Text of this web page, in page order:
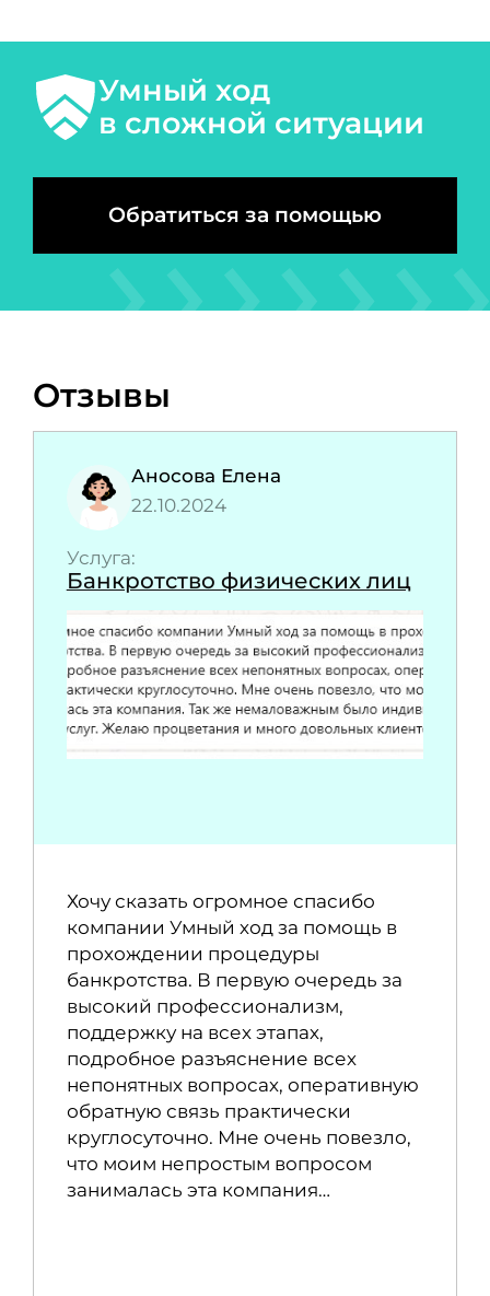
Умный ход
в сложной ситуации
Обратиться за помощью
Отзывы
Аносова Елена
22.10.2024
Услуга:
Банкротство физических лиц
Хочу сказать огромное спасибо
компании Умный ход за помощь в
прохождении процедуры
банкротства. В первую очередь за
высокий профессионализм,
поддержку на всех этапах,
подробное разъяснение всех
непонятных вопросах, оперативную
обратную связь практически
круглосуточно. Мне очень повезло,
что моим непростым вопросом
занималась эта компания…